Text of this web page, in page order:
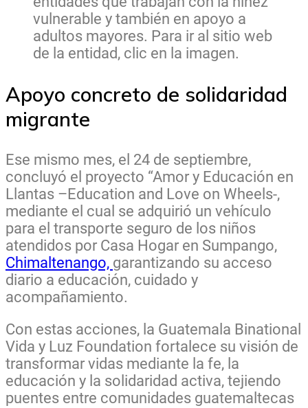
vulnerable y también en apoyo a
adultos mayores. Para ir al sitio web
de la entidad, clic en la imagen.
Apoyo concreto de solidaridad
migrante
Ese mismo mes, el 24 de septiembre,
concluyó el proyecto “Amor y Educación en
Llantas –Education and Love on Wheels-,
mediante el cual se adquirió un vehículo
para el transporte seguro de los niños
atendidos por Casa Hogar en Sumpango,
Chimaltenango, garantizando su acceso
diario a educación, cuidado y
acompañamiento.
Con estas acciones, la Guatemala Binational
Vida y Luz Foundation fortalece su visión de
transformar vidas mediante la fe, la
educación y la solidaridad activa, tejiendo
puentes entre comunidades guatemaltecas